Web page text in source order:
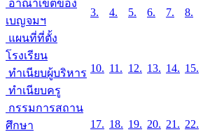
อาณาเขตของ
เบญจมฯ
แผนที่ที่ตั้ง
โรงเรียน
ทำเนียบผู้บริหาร
ทำเนียบครู
กรรมการสถาน
ศึกษา
3. 4. 5. 6. 7. 8.
10. 11. 12. 13. 14. 15.
17. 18. 19. 20. 21. 22.